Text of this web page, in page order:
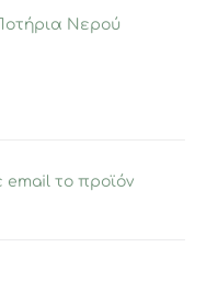
Νερού
email το προϊόν